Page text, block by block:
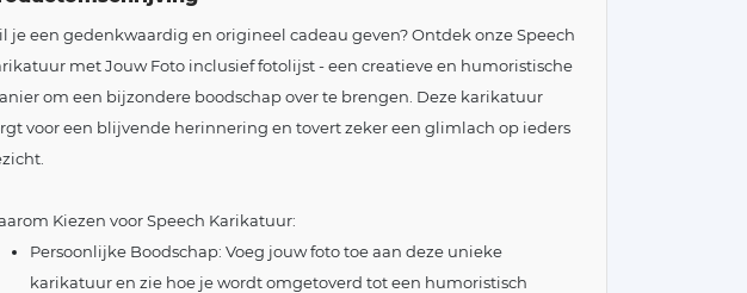
je een gedenkwaardig en origineel cadeau geven? Ontdek onze Speech
met Jouw Foto inclusief fotolijst - een creatieve en humoristische
om een bijzondere boodschap over te brengen. Deze karikatuur
voor een blijvende herinnering en tovert zeker een glimlach op ieders
Kiezen voor Speech Karikatuur:
Persoonlijke Boodschap: Voeg jouw foto toe aan deze unieke
karikatuur en zie hoe je wordt omgetoverd tot een humoristisch